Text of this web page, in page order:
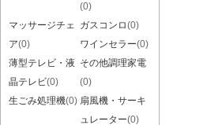
(0)
マッサージチェ
ア(0)
ガスコンロ(0)
ワインセラー(0)
薄型テレビ・液
晶テレビ(0)
その他調理家電
(0)
生ごみ処理機(0) 扇風機・サーキ
ュレーター(0)